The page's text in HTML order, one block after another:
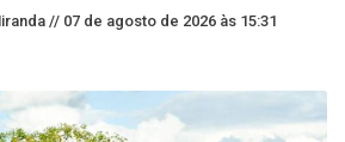
// 07 de agosto de 2026 às 15:31